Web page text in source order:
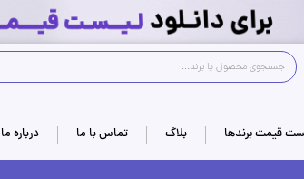
Logo
فروشگاهقیمت برندها بلاگ تماس با ما درباره ما